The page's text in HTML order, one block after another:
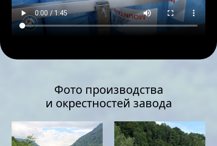
Фото производства
и окрестностей завода